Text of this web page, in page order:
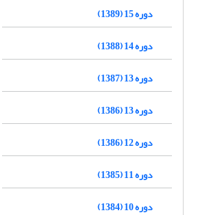
دوره 15 (1389)
دوره 14 (1388)
دوره 13 (1387)
دوره 13 (1386)
دوره 12 (1386)
دوره 11 (1385)
دوره 10 (1384)